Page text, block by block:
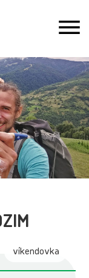
víkendovka